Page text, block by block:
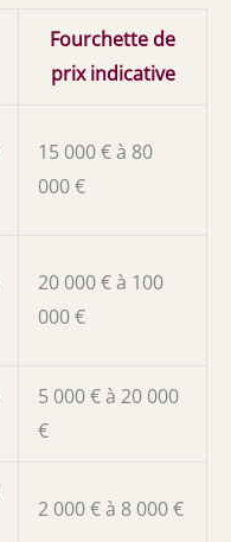
Fourchette de
prix indicative
15 000 € à 80
000 €
20 000 € à 100
000 €
5 000 € à 20 000
€
2 000 € à 8 000 €